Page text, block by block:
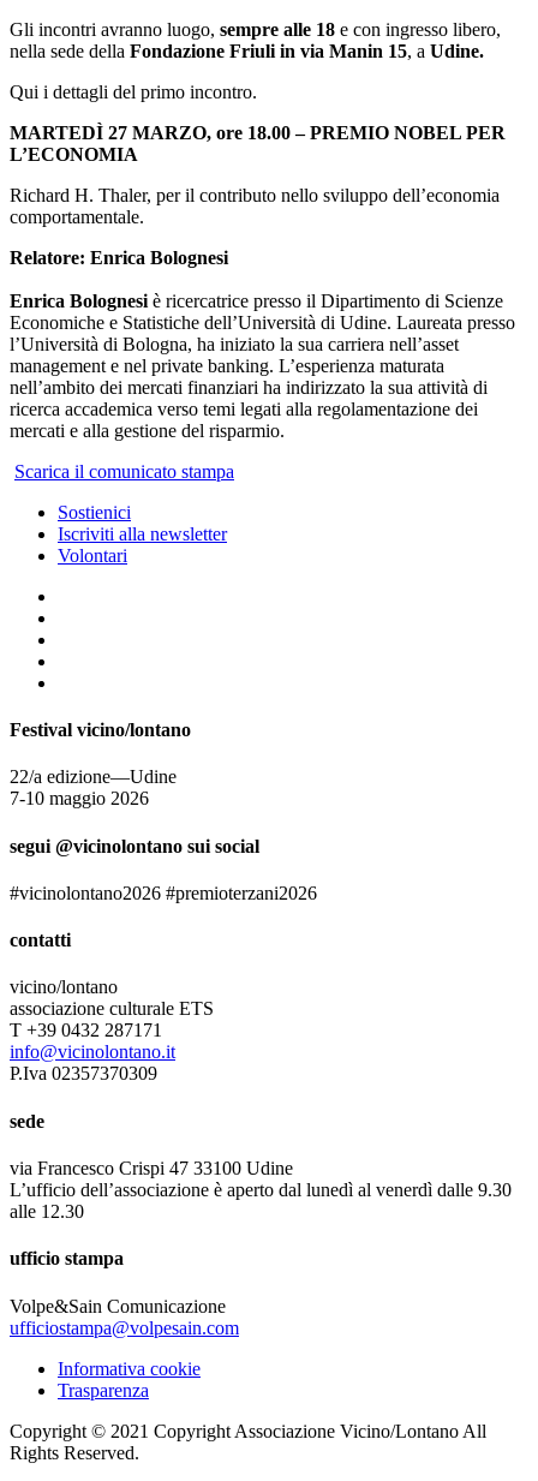
Gli incontri avranno luogo, sempre alle 18 e con ingresso libero,
nella sede della Fondazione Friuli in via Manin 15, a Udine.
Qui i dettagli del primo incontro.
MARTEDÌ 27 MARZO, ore 18.00 – PREMIO NOBEL PER
L’ECONOMIA
Richard H. Thaler, per il contributo nello sviluppo dell’economia
comportamentale.
Relatore: Enrica Bolognesi
Enrica Bolognesi è ricercatrice presso il Dipartimento di Scienze
Economiche e Statistiche dell’Università di Udine. Laureata presso
l’Università di Bologna, ha iniziato la sua carriera nell’asset
management e nel private banking. L’esperienza maturata
nell’ambito dei mercati finanziari ha indirizzato la sua attività di
ricerca accademica verso temi legati alla regolamentazione dei
mercati e alla gestione del risparmio.
Scarica il comunicato stampa
Sostienici
Iscriviti alla newsletter
Volontari
Festival vicino/lontano
22/a edizione—Udine
7-10 maggio 2026
segui @vicinolontano sui social
#vicinolontano2026 #premioterzani2026
contatti
vicino/lontano
associazione culturale ETS
T +39 0432 287171
info@vicinolontano.it
P.Iva 02357370309
sede
via Francesco Crispi 47 33100 Udine
L’ufficio dell’associazione è aperto dal lunedì al venerdì dalle 9.30
alle 12.30
ufficio stampa
Volpe&Sain Comunicazione
ufficiostampa@volpesain.com
Informativa cookie
Trasparenza
Copyright © 2021 Copyright Associazione Vicino/Lontano All
Rights Reserved.